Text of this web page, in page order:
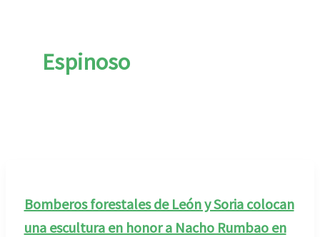
Espinoso
Bomberos forestales de León y Soria colocan
una escultura en honor a Nacho Rumbao en